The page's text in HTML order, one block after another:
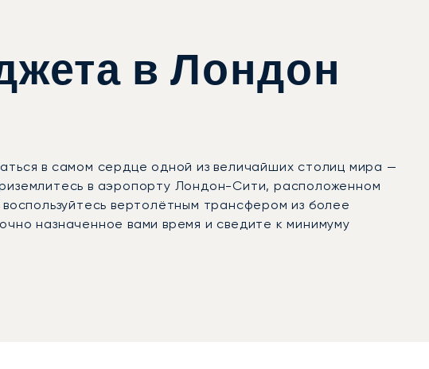
в Лондон
в самом сердце одной из величайших столиц мира —
в аэропорту Лондон-Сити, расположенном
вертолётным трансфером из более
назначенное вами время и сведите к минимуму